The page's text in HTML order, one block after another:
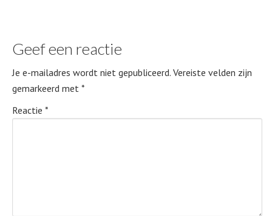
Geef een reactie
Je e-mailadres wordt niet gepubliceerd. Vereiste velden zijn
gemarkeerd met *
Reactie *